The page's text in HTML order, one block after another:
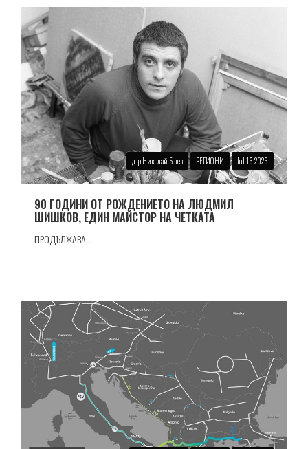
д-р Николай Ботев РЕГИОНИ Jul 16 2026
90 ГОДИНИ ОТ РОЖДЕНИЕТО НА ЛЮДМИЛ
ШИШКОВ, ЕДИН МАЙСТОР НА ЧЕТКАТА
ПРОДЪЛЖАВА...